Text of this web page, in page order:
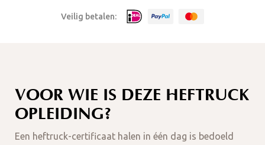
Veilig betalen:
VOOR WIE IS DEZE HEFTRUCK
OPLEIDING?
Een heftruck-certificaat halen in één dag is bedoeld